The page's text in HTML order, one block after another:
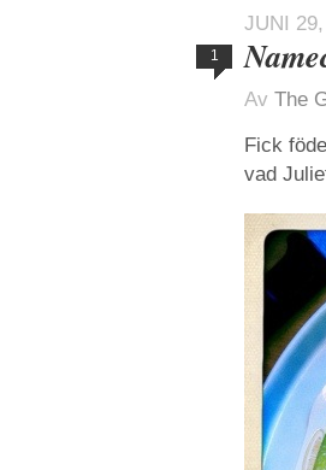
JUNI
1
Av The
Fick
vad